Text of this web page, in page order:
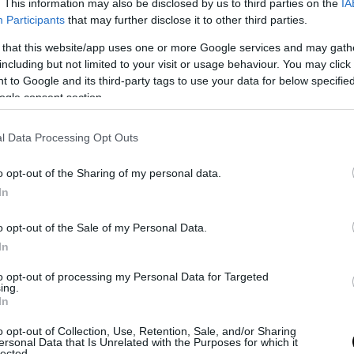
This information may also be disclosed by us to third parties on the
Participants that may further disclose it to other third parties.
that this website/app uses one or more Google services and may
but not limited to your visit or usage behaviour. You may
to Google and its third-party tags to use your data for below
consent section.
Data Processing Opt Outs
opt-out of the Sharing of my personal data.
opt-out of the Sale of my Personal Data.
opt-out of processing my Personal Data for Targeted
opt-out of Collection, Use, Retention, Sale, and/or Sharing
Data that Is Unrelated with the Purposes for which it
reato non può esservi neanche censura disciplinare”.
modo di vedere durante la manifestazione “incriminata”, rifiutando
calderone: “Il mio animo rispetto alla commemorazione è
studia il fenomeno del fascismo e che ha aderito all’idea del
ad avere la dignità” ci dice, rispondendo alle nostre domande
sacro con profano”. Chiedendo, dunque, rispetto non solo per le
la combattiva avvocatessa parla chiaro: “non sono una
Amo tanto la vita e il rispetto e l’onore.” E il rispetto è ciò